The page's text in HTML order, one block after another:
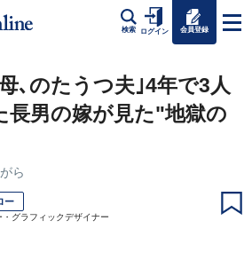
検索 ログイン 会員登録
､のたうつ夫｣4年で3人
長男の嫁が見た"地獄の
ら
ー
グラフィックデザイナー